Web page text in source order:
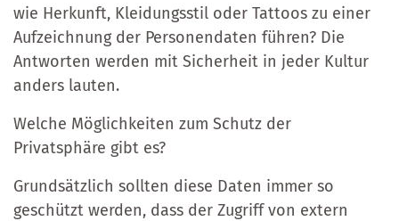
wie Herkunft, Kleidungsstil oder Tattoos zu einer
Aufzeichnung der Personendaten führen? Die
Antworten werden mit Sicherheit in jeder Kultur
anders lauten.
Welche Möglichkeiten zum Schutz der
Privatsphäre gibt es?
Grundsätzlich sollten diese Daten immer so
geschützt werden, dass der Zugriff von extern